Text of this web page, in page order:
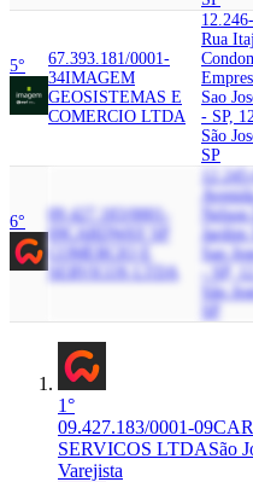
5°
67.393.181/0001-
34IMAGEM
GEOSISTEMAS E
COMERCIO LTDA
Rua
Sao
- SP,
São
SP
6°
09.427.183/0001-
09CARDWAY SP
COMERCIO E
SERVICOS LTDA
Jardim
Sao
- SP,
São
1°
09.427.183/0001-09
SERVICOS LTDASão
Varejista